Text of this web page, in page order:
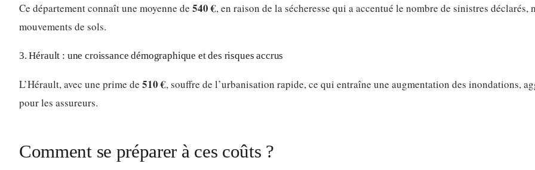
Ce département connaît une moyenne de 540 €, en raison de la sécheresse qui a accentué le nombre de sinistres déclarés,
mouvements de sols.
3. Hérault : une croissance démographique et des risques accrus
L’Hérault, avec une prime de 510 €, souffre de l’urbanisation rapide, ce qui entraîne une augmentation des inondations,
pour les assureurs.
Comment se préparer à ces coûts ?